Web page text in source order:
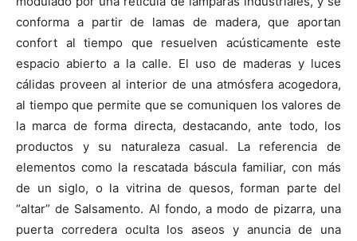
conforma a partir de lamas de madera, que aportan
confort al tiempo que resuelven acústicamente este
espacio abierto a la calle. El uso de maderas y luces
cálidas proveen al interior de una atmósfera acogedora,
al tiempo que permite que se comuniquen los valores de
la marca de forma directa, destacando, ante todo, los
productos y su naturaleza casual. La referencia de
elementos como la rescatada báscula familiar, con más
de un siglo, o la vitrina de quesos, forman parte del
“altar” de Salsamento. Al fondo, a modo de pizarra, una
puerta corredera oculta los aseos y anuncia de una